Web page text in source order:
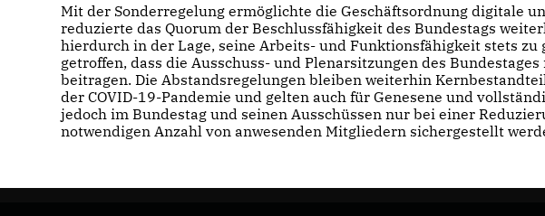
Mit der Sonderregelung ermöglichte die Geschäftsordnung digitale
reduzierte das Quorum der Beschlussfähigkeit des Bundestags
hierdurch in der Lage, seine Arbeits- und Funktionsfähigkeit stets zu
getroffen, dass die Ausschuss- und Plenarsitzungen des
beitragen. Die Abstandsregelungen bleiben weiterhin
der COVID-19-Pandemie und gelten auch für Genesene und
jedoch im Bundestag und seinen Ausschüssen nur bei einer
notwendigen Anzahl von anwesenden Mitgliedern sichergestellt